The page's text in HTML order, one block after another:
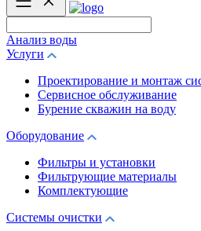
Анализ воды
Услуги
Проектирование и монтаж
Сервисное обслуживание
Бурение скважин на воду
Оборудование
Фильтры и установки
Фильтрующие материалы
Комплектующие
Системы очистки